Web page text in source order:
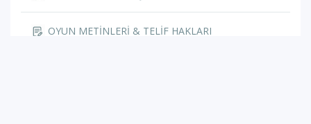
OYUN METİNLERİ & TELİF HAKLARI